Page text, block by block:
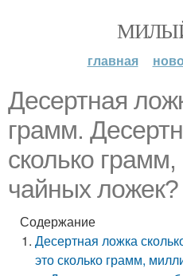
главная
Десертная
грамм.
сколько
чайных ложек?
Содержание
Десертная ложка
это сколько грамм,